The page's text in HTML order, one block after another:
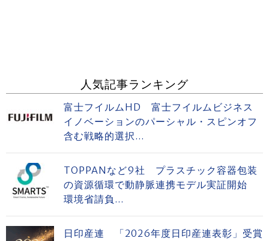
人気記事ランキング
富士フイルムHD 富士フイルムビジネス
イノベーションのパーシャル・スピンオフ
含む戦略的選択...
TOPPANなど9社 プラスチック容器包装
の資源循環で動静脈連携モデル実証開始
環境省請負...
日印産連 「2026年度日印産連表彰」受賞